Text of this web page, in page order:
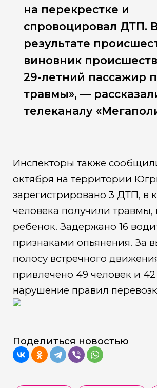
на перекрестке и
спровоцировал ДТП.
результате
виновник
29-летний пассажир
травмы», —
телеканалу
Инспекторы также
октября на территории
зарегистрировано 3 ДТП, в
человека получили травмы,
ребенок. Задержано 16
признаками опьянения. За
полосу встречного
привлечено 49 человек и
нарушение правил
Поделиться новостью